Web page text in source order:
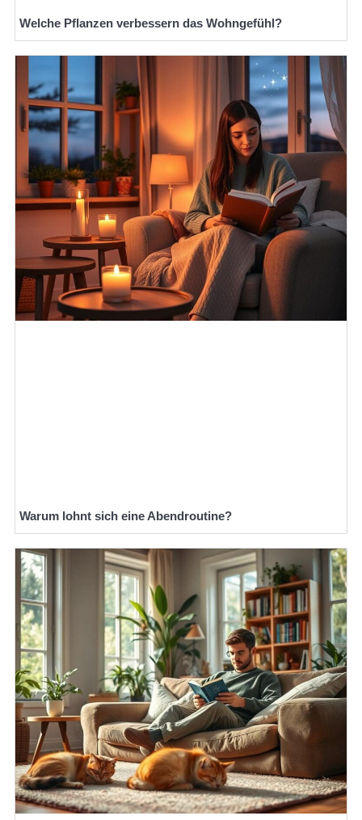
Welche Pflanzen verbessern das Wohngefühl?
Warum lohnt sich eine Abendroutine?